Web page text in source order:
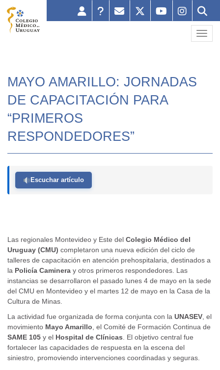
MAYO AMARILLO: JORNADAS
DE CAPACITACIÓN PARA
“PRIMEROS
RESPONDEDORES”
Escuchar artículo
Las regionales Montevideo y Este del Colegio Médico del
Uruguay (CMU) completaron una nueva edición del ciclo de
talleres de capacitación en atención prehospitalaria, destinados a
la Policía Caminera y otros primeros respondedores. Las
instancias se desarrollaron el pasado lunes 4 de mayo en la sede
del CMU en Montevideo y el martes 12 de mayo en la Casa de la
Cultura de Minas.
La actividad fue organizada de forma conjunta con la UNASEV , el
movimiento Mayo Amarillo , el Comité de Formación Continua de
SAME 105 y el Hospital de Clínicas . El objetivo central fue
fortalecer las capacidades de respuesta en la escena del
siniestro, promoviendo intervenciones coordinadas y seguras.